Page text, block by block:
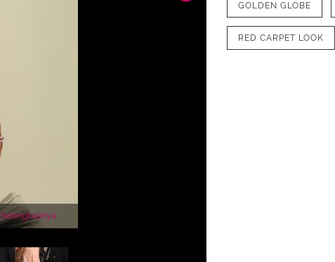
Selengkapnya
GOLDEN GLOBE
RED CARPET LOOK